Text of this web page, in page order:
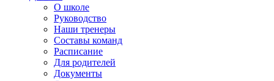
О школе
Руководство
Наши тренеры
Составы команд
Расписание
Для родителей
Документы